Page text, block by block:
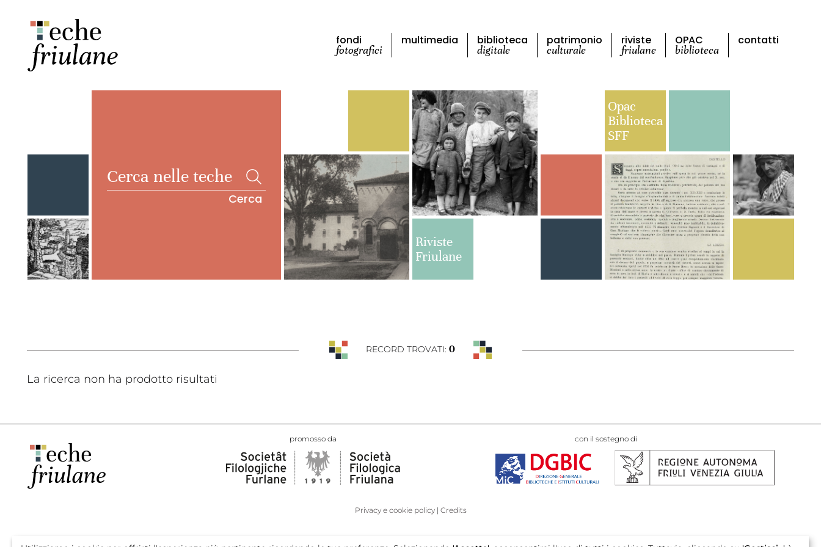
fondi
fotografici
multimedia biblioteca
digitale
patrimonio
culturale
riviste
friulane
OPAC
biblioteca
contatti
Cerca
Opac
Biblioteca
SFF
Riviste
Friulane
RECORD TROVATI: 0
La ricerca non ha prodotto risultati
promosso da con il sostegno di
Privacy e cookie policy Credits